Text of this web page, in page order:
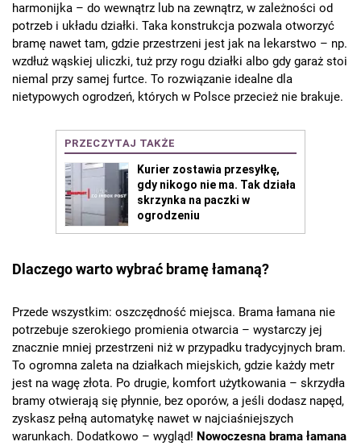
harmonijka – do wewnątrz lub na zewnątrz, w zależności od
potrzeb i układu działki. Taka konstrukcja pozwala otworzyć
bramę nawet tam, gdzie przestrzeni jest jak na lekarstwo – np.
wzdłuż wąskiej uliczki, tuż przy rogu działki albo gdy garaż stoi
niemal przy samej furtce. To rozwiązanie idealne dla
nietypowych ogrodzeń, których w Polsce przecież nie brakuje.
Dlaczego warto wybrać bramę łamaną?
Przede wszystkim: oszczędność miejsca. Brama łamana nie
potrzebuje szerokiego promienia otwarcia – wystarczy jej
znacznie mniej przestrzeni niż w przypadku tradycyjnych bram.
To ogromna zaleta na działkach miejskich, gdzie każdy metr
jest na wagę złota. Po drugie, komfort użytkowania – skrzydła
bramy otwierają się płynnie, bez oporów, a jeśli dodasz napęd,
zyskasz pełną automatykę nawet w najciaśniejszych
warunkach. Dodatkowo – wygląd! Nowoczesna brama łamana